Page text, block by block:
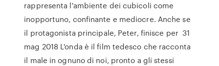
rappresenta l'ambiente dei cubicoli come
inopportuno, confinante e mediocre. Anche se
il protagonista principale, Peter, finisce per 31
mag 2018 L'onda è il film tedesco che racconta
il male in ognuno di noi, pronto a gli stessi